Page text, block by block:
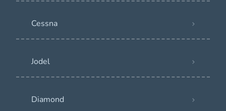
Cessna
Jodel
Diamond